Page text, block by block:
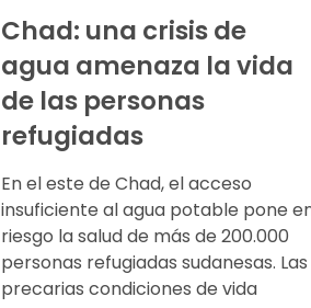
Chad: una crisis de
agua amenaza la vida
de las personas
refugiadas
En el este de Chad, el acceso
insuficiente al agua potable pone
riesgo la salud de más de 200.000
personas refugiadas sudanesas. Las
precarias condiciones de vida